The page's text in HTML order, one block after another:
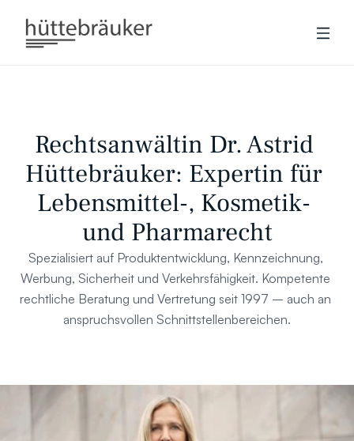
Rechtsanwältin Dr. Astrid
Hüttebräuker: Expertin für
Lebensmittel-, Kosmetik-
und Pharmarecht
Spezialisiert auf Produktentwicklung, Kennzeichnung,
Werbung, Sicherheit und Verkehrsfähigkeit. Kompetente
rechtliche Beratung und Vertretung seit 1997 – auch an
anspruchsvollen Schnittstellenbereichen.